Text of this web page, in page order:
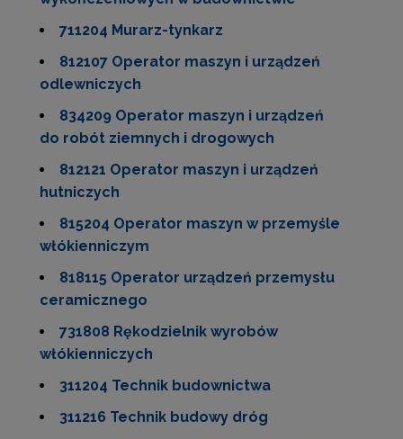
711204 Murarz-tynkarz
812107 Operator maszyn i urządzeń
odlewniczych
834209 Operator maszyn i urządzeń
do robót ziemnych i drogowych
812121 Operator maszyn i urządzeń
hutniczych
815204 Operator maszyn w przemyśle
włókienniczym
818115 Operator urządzeń przemysłu
ceramicznego
731808 Rękodzielnik wyrobów
włókienniczych
311204 Technik budownictwa
311216 Technik budowy dróg